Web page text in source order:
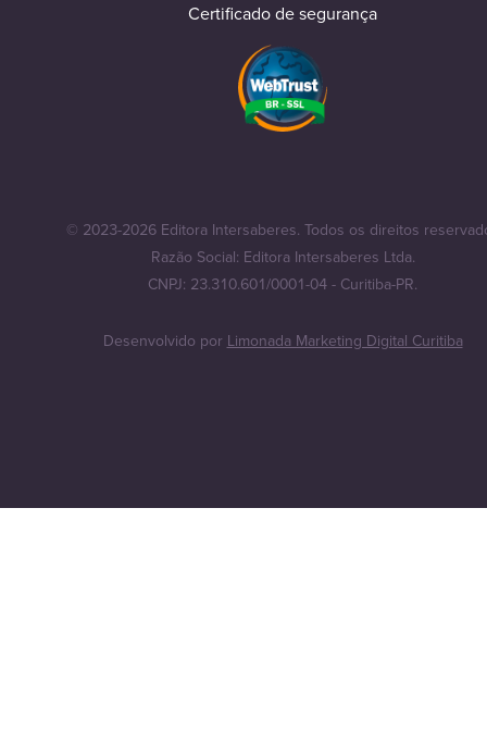
Certificado de segurança
© 2023-2026 Editora Intersaberes. Todos os direitos
Razão Social: Editora Intersaberes Ltda.
CNPJ: 23.310.601/0001-04 - Curitiba-PR.
Desenvolvido por Limonada Marketing Digital Curitiba